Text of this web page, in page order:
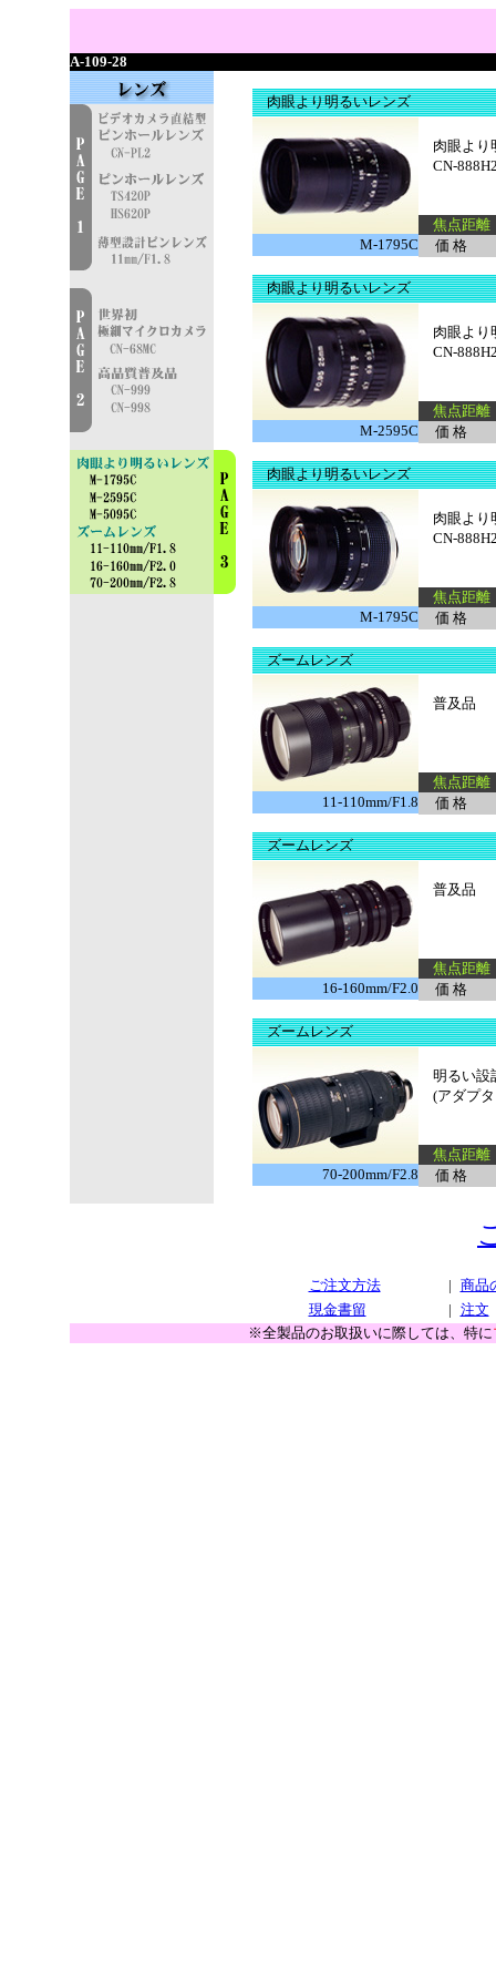
A-109-28
肉眼より明るいレンズ
M-1795C
肉眼より
CN-
焦点距
価 格
肉眼より明るいレンズ
M-2595C
肉眼より
CN-
焦点距
価 格
肉眼より明るいレンズ
M-1795C
肉眼より
CN-
焦点距
価 格
ズームレンズ
11-110mm/F1.8
普及品
焦点距
価 格
ズームレンズ
16-160mm/F2.0
普及品
焦点距
価 格
ズームレンズ
70-200mm/F2.8
明るい設
(アダプ
焦点距
価 格
ご注文方法 | 商品
現金書留
| 注文
※全製品のお取扱いに際しては、特に